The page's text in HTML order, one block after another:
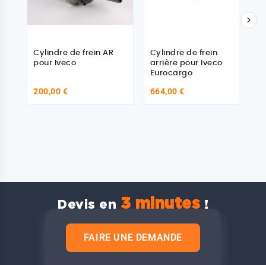
Cylindre de frein AR
pour Iveco
200,00 €
Cylindre de frein
arrière pour Iveco
Eurocargo
664,00 €

Devis en 3 minutes !
FAIRE UNE DEMANDE